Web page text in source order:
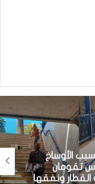
الأوساخ
تقومان
ونفقها